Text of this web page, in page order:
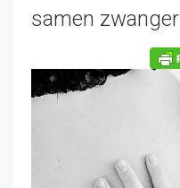
samen zwanger